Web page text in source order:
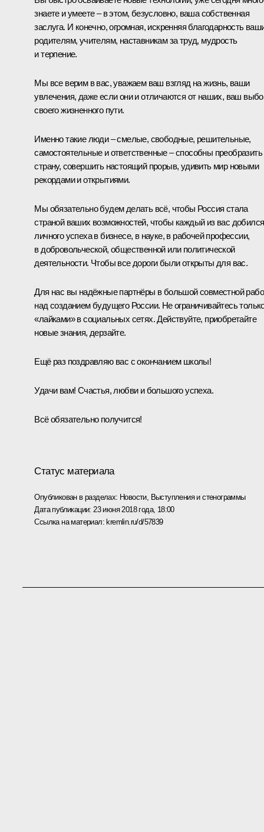
знаете и умеете – в этом, безусловно, ваша собственная
заслуга. И конечно, огромная, искренняя благодарность
родителям, учителям, наставникам за труд, мудрость
и терпение.
Мы все верим в вас, уважаем ваш взгляд на жизнь, ваши
увлечения, даже если они и отличаются от наших, ваш
своего жизненного пути.
Именно такие люди – смелые, свободные, решительные,
самостоятельные и ответственные – способны преобразить
страну, совершить настоящий прорыв, удивить мир новыми
рекордами и открытиями.
Мы обязательно будем делать всё, чтобы Россия стала
страной ваших возможностей, чтобы каждый из вас добился
личного успеха в бизнесе, в науке, в рабочей профессии,
в добровольческой, общественной или политической
деятельности. Чтобы все дороги были открыты для вас.
Для нас вы надёжные партнёры в большой совместной
над созданием будущего России. Не ограничивайтесь
«лайками» в социальных сетях. Действуйте, приобретайте
новые знания, дерзайте.
Ещё раз поздравляю вас с окончанием школы!
Удачи вам! Счастья, любви и большого успеха.
Всё обязательно получится!
Статус материала
Опубликован в разделах: Новости, Выступления и стенограммы
Дата публикации: 23 июня 2018 года, 18:00
Ссылка на материал:kremlin.ru/d/57839